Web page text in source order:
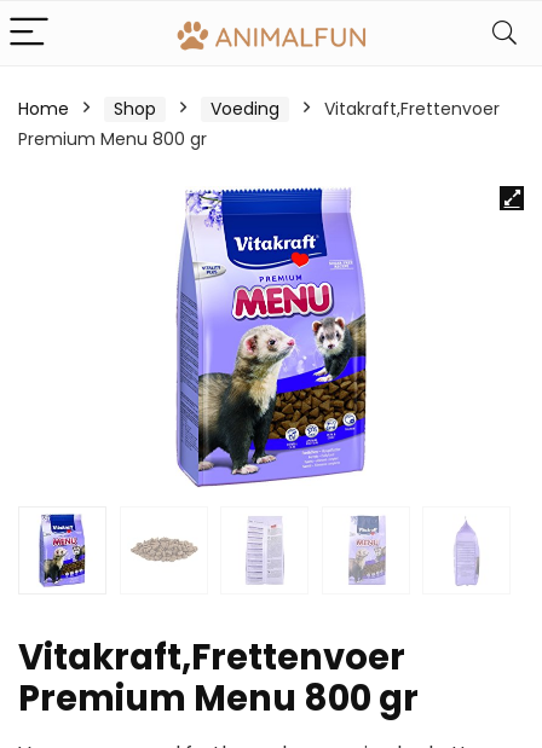
Home Shop Voeding
Vitakraft,Frettenvoer
Premium Menu 800 gr
Vitakraft,Frettenvoer
Premium Menu 800 gr